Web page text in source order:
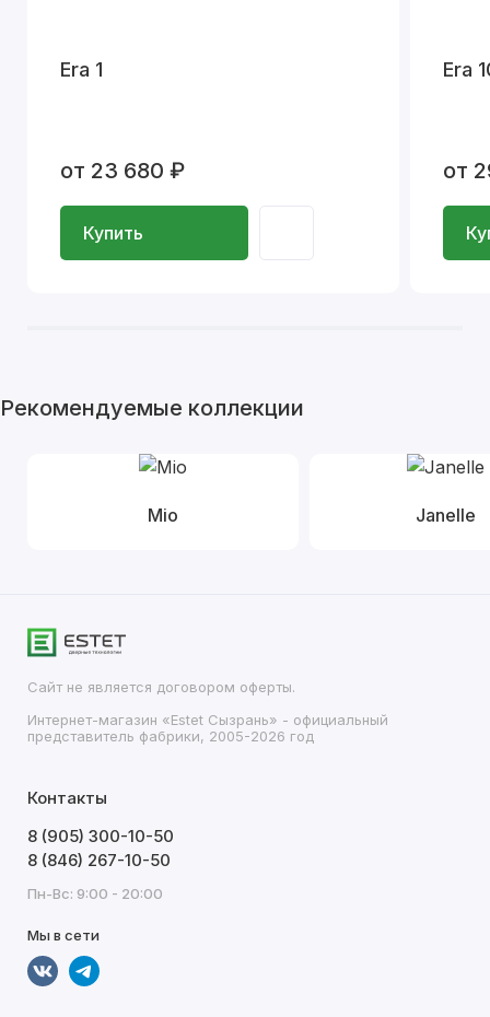
Era 1
от 23 680 ₽
Купить
Era
от
Рекомендуемые коллекции
Mio Janelle
Сайт не является договором оферты.
Интернет-магазин «Estet Сызрань» - официальный
представитель фабрики, 2005-2026 год
Контакты
8 (905) 300-10-50
8 (846) 267-10-50
Пн-Вс: 9:00 - 20:00
Мы в сети